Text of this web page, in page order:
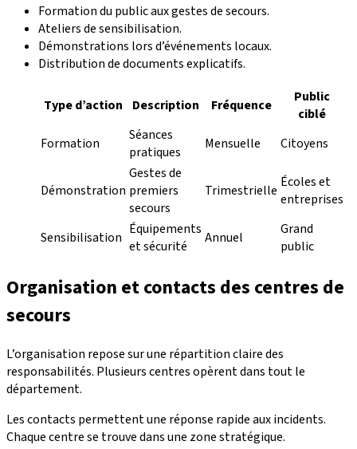
Formation du public aux gestes de secours.
Ateliers de sensibilisation.
Démonstrations lors d’événements locaux.
Distribution de documents explicatifs.
Type d’action Description Fréquence
Public
ciblé
Formation
Séances
pratiques
Mensuelle Citoyens
Démonstration
Gestes de
premiers
secours
Trimestrielle Écoles et
entreprises
Sensibilisation Équipements
et sécurité
Annuel
Grand
public
Organisation et contacts des centres de
secours
L’organisation repose sur une répartition claire des
responsabilités. Plusieurs centres opèrent dans tout le
département.
Les contacts permettent une réponse rapide aux incidents.
Chaque centre se trouve dans une zone stratégique.